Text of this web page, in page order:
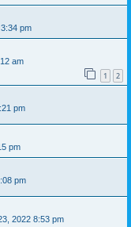
pm
am
1 2
pm
pm
pm
2022 8:53 pm